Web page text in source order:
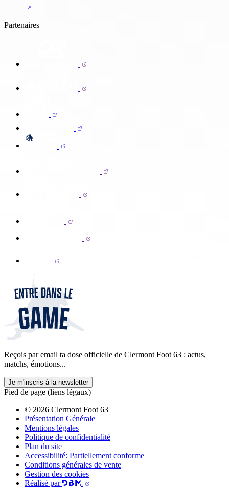
Partenaires
Reçois par email ta dose officielle de Clermont Foot 63 : actus,
matchs, émotions...
Je m'inscris à la newsletter
Pied de page (liens légaux)
© 2026 Clermont Foot 63
Présentation Générale
Mentions légales
Politique de confidentialité
Plan du site
Accessibilité: Partiellement conforme
Conditions générales de vente
Gestion des cookies
Réalisé par